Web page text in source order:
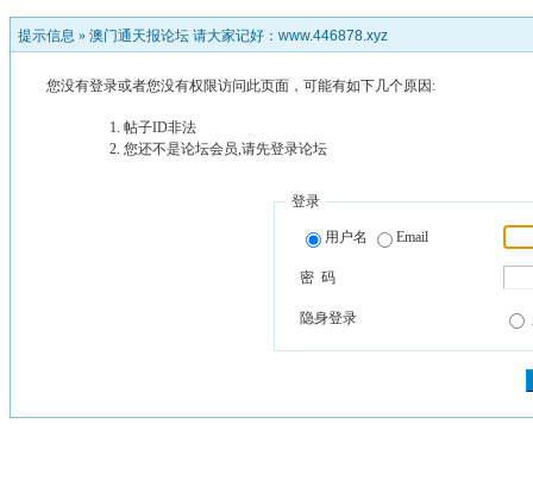
提示信息 » 澳门通天报论坛 请大家记好：www.446878.xyz
您没有登录或者您没有权限访问此页面，可能有如下几个原因:
帖子ID非法
您还不是论坛会员,请先登录论坛
登录
用户名 Email
密 码
隐身登录